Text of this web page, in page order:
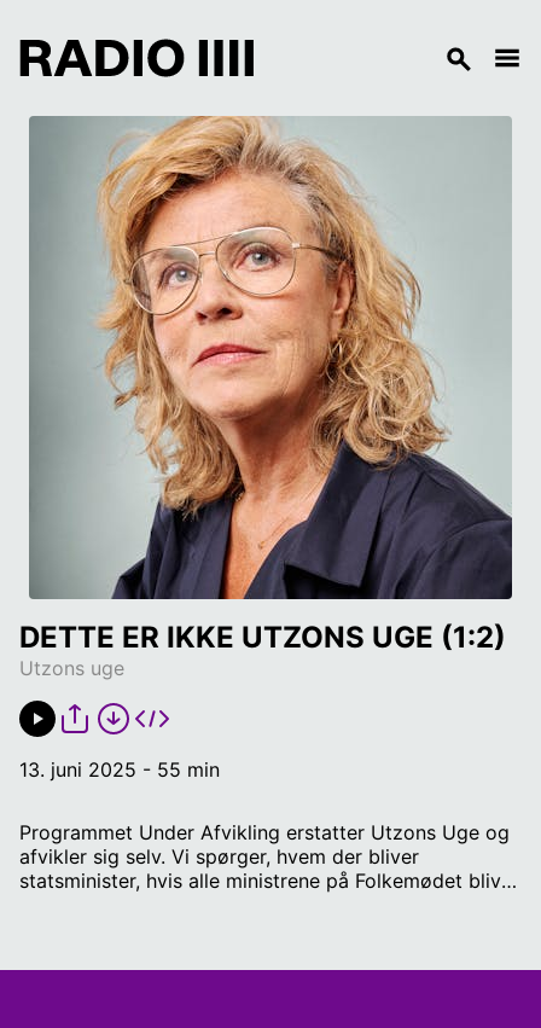
Utzons uge
DETTE ER IKKE UTZONS UGE (1:2)
13. juni 2025 - 55 min
Programmet Under Afvikling erstatter Utzons Uge og
afvikler sig selv. Vi spørger, hvem der bliver
statsminister, hvis alle ministrene på Folkemødet bliver
Folkemødet er noget lal uden nyhedsværdi, der ikke